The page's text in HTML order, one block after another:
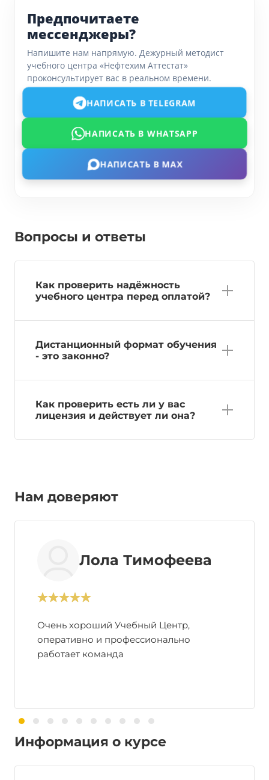
Предпочитаете
мессенджеры?
Напишите нам напрямую. Дежурный методист
учебного центра «Нефтехим Аттестат»
проконсультирует вас в реальном времени.
НАПИСАТЬ В TELEGRAM
НАПИСАТЬ В WHATSAPP
НАПИСАТЬ В MAX
Вопросы и ответы
Как проверить надёжность
учебного центра перед оплатой?
Дистанционный формат обучения
- это законно?
Как проверить есть ли у вас
лицензия и действует ли она?
Нам доверяют
Лола Тимофеева
Очень хороший Учебный Центр,
оперативно и профессионально
работает команда
Информация о курсе